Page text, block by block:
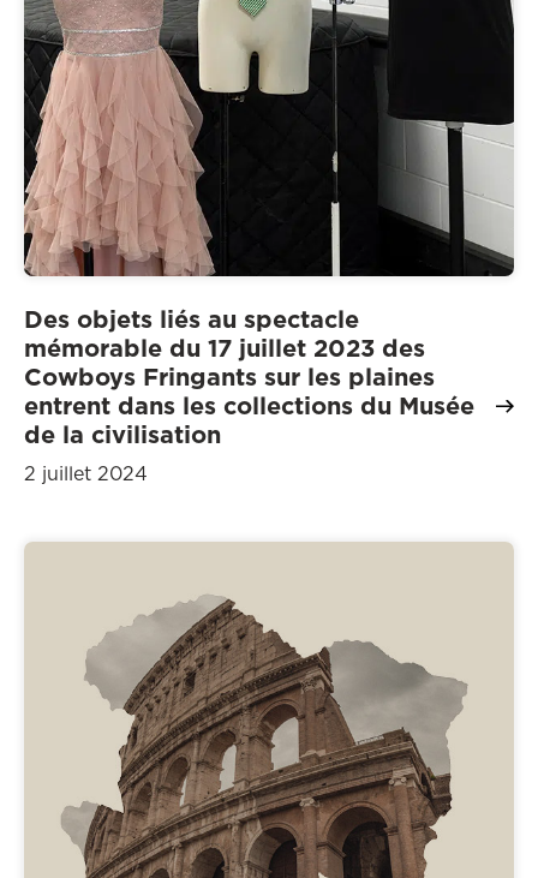
Des objets liés au spectacle
mémorable du 17 juillet 2023 des
Cowboys Fringants sur les plaines
entrent dans les collections du Musée
de la civilisation
2 juillet 2024